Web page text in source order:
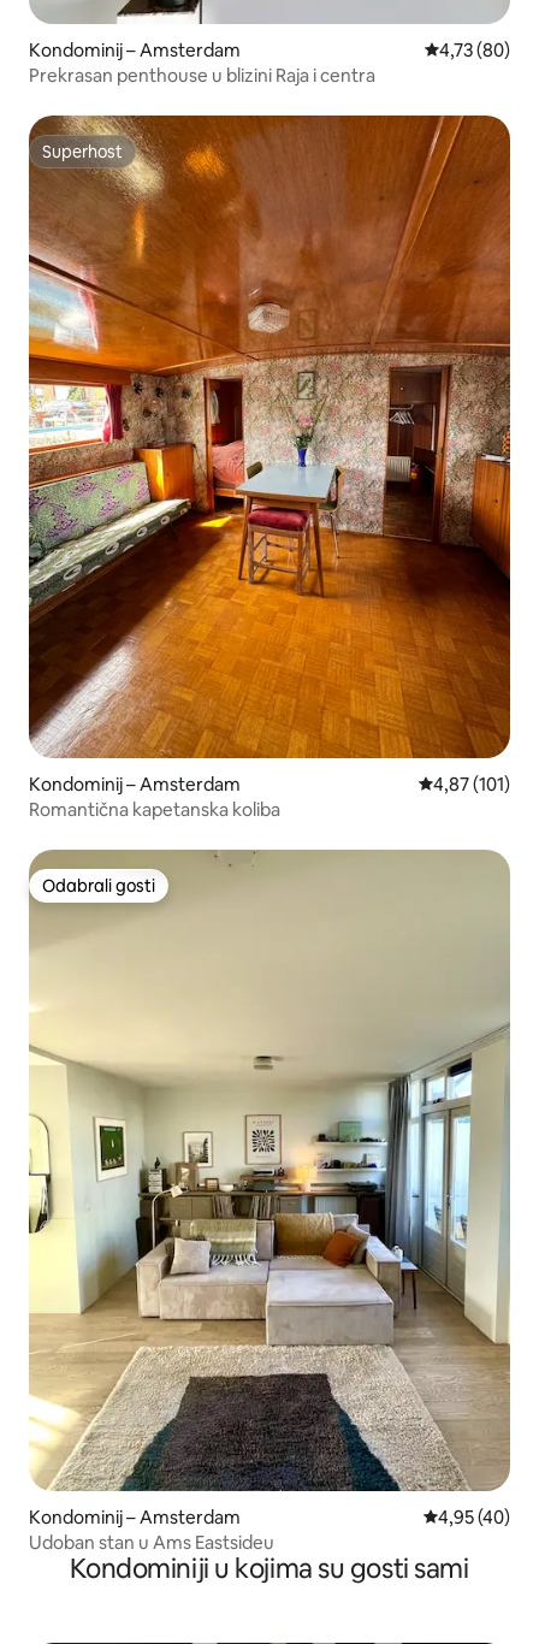
Kondominij – Amsterdam Prosječna
4,73 (80)
Prekrasan penthouse u blizini Raja i centra
Superhost
Superhost
Kondominij – Amsterdam Prosječna
4,87 (101)
Romantična kapetanska koliba
Odabrali gosti
Odabrali gosti
Kondominij – Amsterdam Prosječna
4,95 (40)
Udoban stan u Ams Eastsideu
Kondominiji u kojima su gosti sami